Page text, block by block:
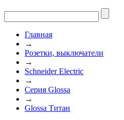
Главная
→
Розетки, выключатели
→
Schneider Electric
→
Cерия Glossa
→
Glossa Титан